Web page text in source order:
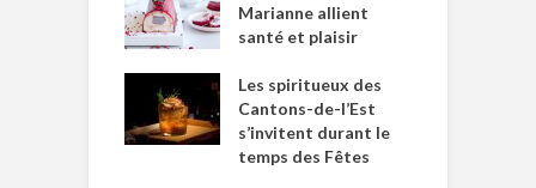
Marianne allient
santé et plaisir
Les spiritueux des
Cantons-de-l’Est
s’invitent durant le
temps des Fêtes